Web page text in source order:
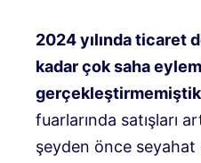
2024 yılında ticaret
kadar çok saha
fuarlarında satışları
şeyden önce